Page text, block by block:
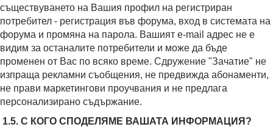
съществуването на Вашия профил на регистриран
потребител - регистрация във форума, вход в системата на
форума и промяна на парола. Вашият e-mail адрес не е
видим за останалите потребители и може да бъде
променен от Вас по всяко време. Сдружение "Зачатие" не
изпраща рекламни съобщения, не предвижда абонаменти,
не прави маркетингови проучвания и не предлага
персонализирано съдържание.
1.5. С КОГО СПОДЕЛЯМЕ ВАШАТА ИНФОРМАЦИЯ?